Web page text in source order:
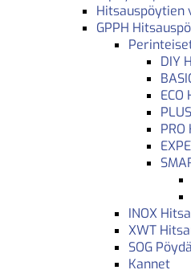
Hitsauspöytien
GPPH
DIY
INOX
XWT
SOG
Kannet